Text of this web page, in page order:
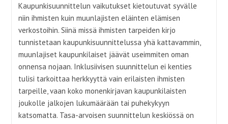
Kaupunkisuunnittelun vaikutukset kietoutuvat syvälle
niin ihmisten kuin muunlajisten eläinten elämisen
verkostoihin. Siinä missä ihmisten tarpeiden kirjo
tunnistetaan kaupunkisuunnittelussa yhä kattavammin,
muunlajiset kaupunkilaiset jäävät useimmiten oman
onnensa nojaan. Inklusiivisen suunnittelun ei kenties
tulisi tarkoittaa herkkyyttä vain erilaisten ihmisten
tarpeille, vaan koko monenkirjavan kaupunkilaisten
joukolle jalkojen lukumäärään tai puhekykyyn
katsomatta. Tasa-arvoisen suunnittelun keskiössä on